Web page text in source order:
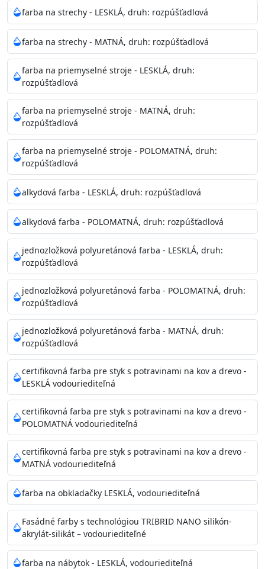
Neaplikujte pri teplote pod 5°C a nad teplotu 35°C alebo
pri relatívnej vlhkosti nad 80%.
Nepoužitá farba vyžaduje špeciálne zaobchádzanie na
bezpečnú likvidáciu.
Riedenie: do 10% vodou, podľa spôsobu aplikácie
Doba schnutia na dotyk
Doba na druhý náter: 3-4 hodiny
Balenie : 750ml, 1l, 3l, 9l, 15l
Výdatnosť na jednu vrstvu
Aplikácia: štetec, valček, striekacia pištoľ
Povrchová úprava: 1
Je možné tónovať v systéme Colorfull: áno
Merná hmotnosť : 1,54 ± 0,02 Kg / L (ISO 2811)
Čistenie: vodou
Príprava povrchu
Povrchy musia byť hladké, čisté, suché, zbavené prachu,
mastnoty, solí a materiálov so zlou priľnavosťou. Otvory
alebo trhliny vyplňte
akrylovým tmelom Acrylic putty, Visto alebo Acrylic light
putty a prebrúste. Nové alebo porézne povrchy natreté
menej kvalitnými farbami
vždy penetrujte. Odporúčané penetračné nátery
Acrylan Unco, Gypsum board alebo Vitex Primer 100% a
na škvrny použite Blanco eco
riediteľné vodou.
Skladovanie
48 mesiacov v orig. uzavretých obaloch medzi 5°C až
25°C
farba na strechy - LESKLÁ, druh: rozpúšťadlová
farba na strechy - MATNÁ, druh: rozpúšťadlová
farba na priemyselné stroje - LESKLÁ, druh:
rozpúšťadlová
farba na priemyselné stroje - MATNÁ, druh:
rozpúšťadlová
farba na priemyselné stroje - POLOMATNÁ, druh:
rozpúšťadlová
alkydová farba - LESKLÁ, druh: rozpúšťadlová
alkydová farba - POLOMATNÁ, druh: rozpúšťadlová
jednozložková polyuretánová farba - LESKLÁ, druh:
rozpúšťadlová
jednozložková polyuretánová farba - POLOMATNÁ, druh:
rozpúšťadlová
jednozložková polyuretánová farba - MATNÁ, druh:
rozpúšťadlová
certifikovná farba pre styk s potravinami na kov a drevo -
LESKLÁ vodouriediteľná
certifikovná farba pre styk s potravinami na kov a drevo -
POLOMATNÁ vodouriediteľná
certifikovná farba pre styk s potravinami na kov a drevo -
MATNÁ vodouriediteľná
farba na obkladačky LESKLÁ, vodouriediteľná
Fasádné farby s technológiou TRIBRID NANO silikón-
akrylát-silikát – vodouriediteľné
farba na nábytok - LESKLÁ, vodouriediteľná